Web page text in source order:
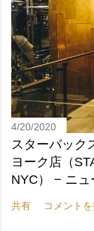
4/20/2020
スターバック
ヨーク店（
NYC） − ニ
共有 コメント